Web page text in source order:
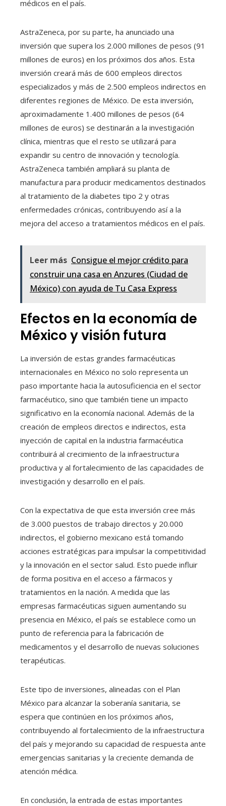
médicos en el país.
AstraZeneca, por su parte, ha anunciado una
inversión que supera los 2.000 millones de pesos (91
millones de euros) en los próximos dos años. Esta
inversión creará más de 600 empleos directos
especializados y más de 2.500 empleos indirectos en
diferentes regiones de México. De esta inversión,
aproximadamente 1.400 millones de pesos (64
millones de euros) se destinarán a la investigación
clínica, mientras que el resto se utilizará para
expandir su centro de innovación y tecnología.
AstraZeneca también ampliará su planta de
manufactura para producir medicamentos destinados
al tratamiento de la diabetes tipo 2 y otras
enfermedades crónicas, contribuyendo así a la
mejora del acceso a tratamientos médicos en el país.
Leer más Consigue el mejor crédito para
construir una casa en Anzures (Ciudad de
México) con ayuda de Tu Casa Express
Efectos en la economía de
México y visión futura
La inversión de estas grandes farmacéuticas
internacionales en México no solo representa un
paso importante hacia la autosuficiencia en el sector
farmacéutico, sino que también tiene un impacto
significativo en la economía nacional. Además de la
creación de empleos directos e indirectos, esta
inyección de capital en la industria farmacéutica
contribuirá al crecimiento de la infraestructura
productiva y al fortalecimiento de las capacidades de
investigación y desarrollo en el país.
Con la expectativa de que esta inversión cree más
de 3.000 puestos de trabajo directos y 20.000
indirectos, el gobierno mexicano está tomando
acciones estratégicas para impulsar la competitividad
y la innovación en el sector salud. Esto puede influir
de forma positiva en el acceso a fármacos y
tratamientos en la nación. A medida que las
empresas farmacéuticas siguen aumentando su
presencia en México, el país se establece como un
punto de referencia para la fabricación de
medicamentos y el desarrollo de nuevas soluciones
terapéuticas.
Este tipo de inversiones, alineadas con el Plan
México para alcanzar la soberanía sanitaria, se
espera que continúen en los próximos años,
contribuyendo al fortalecimiento de la infraestructura
del país y mejorando su capacidad de respuesta ante
emergencias sanitarias y la creciente demanda de
atención médica.
En conclusión, la entrada de estas importantes